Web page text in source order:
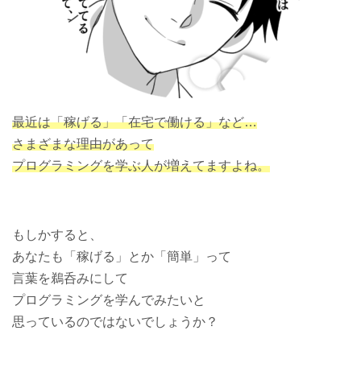
最近は「稼げる」「在宅で働ける」など…
さまざまな理由があって
プログラミングを学ぶ人が増えてますよね。
もしかすると、
あなたも「稼げる」とか「簡単」って
言葉を鵜呑みにして
プログラミングを学んでみたいと
思っているのではないでしょうか？